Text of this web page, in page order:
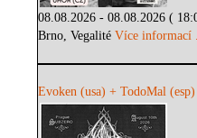
08.08.2026 - 08.08.2026 (
Brno, VegalitéVíce informací
Evoken (usa) + TodoMal